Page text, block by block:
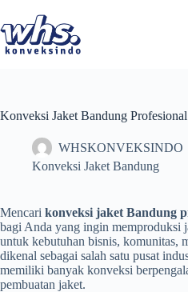
content
Konveksi Jaket Bandung Profesional
WHSKONVEKSINDO
Konveksi Jaket Bandung
Mencari konveksi jaket Bandung
bagi Anda yang ingin memproduksi
untuk kebutuhan bisnis, komunitas,
dikenal sebagai salah satu pusat
memiliki banyak konveksi
pembuatan jaket.